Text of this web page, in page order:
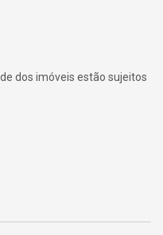
dos imóveis estão sujeitos